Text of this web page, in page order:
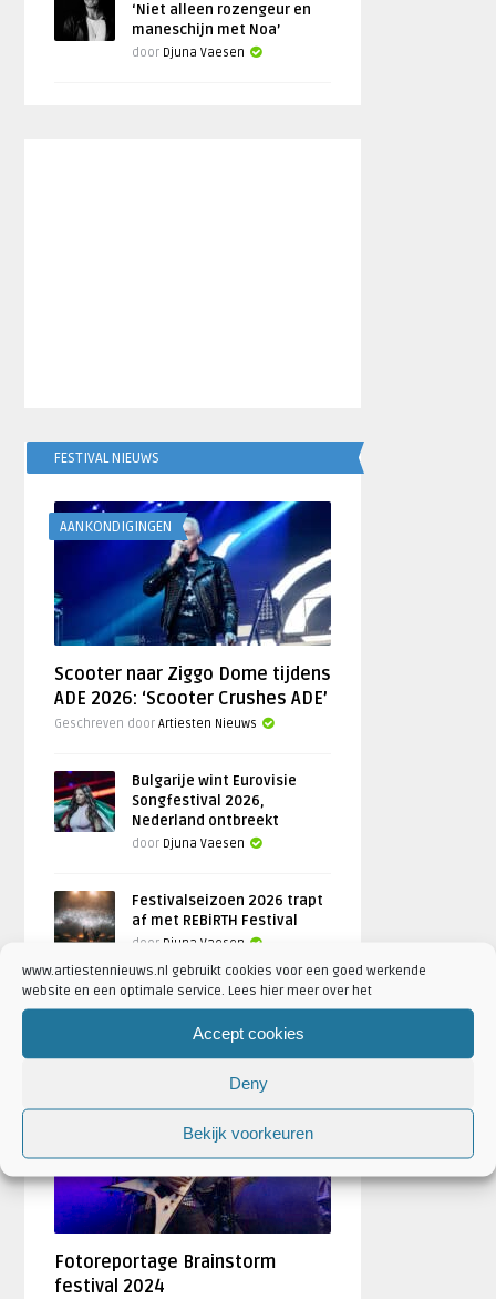
www.artiestennieuws.nl gebruikt cookies voor een goed werkende
website en een optimale service. Lees hier meer over het
Accept cookies
Deny
Bekijk voorkeuren
‘Niet alleen rozengeur en
maneschijn met Noa’
door Djuna Vaesen
FESTIVAL NIEUWS
AANKONDIGINGEN
Scooter naar Ziggo Dome tijdens
ADE 2026: ‘Scooter Crushes ADE’
Geschreven doorArtiesten Nieuws
Bulgarije wint Eurovisie
Songfestival 2026,
Nederland ontbreekt
door Djuna Vaesen
Festivalseizoen 2026 trapt
af met REBiRTH Festival
door Djuna Vaesen
FEATURED
Fotoreportage Brainstorm
festival 2024